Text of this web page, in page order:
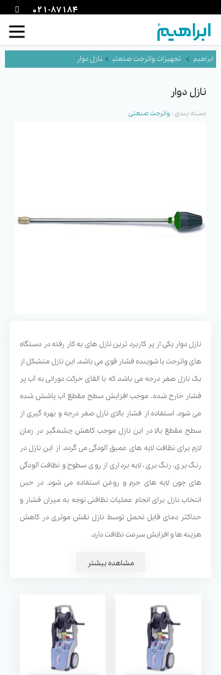
021-87184
تجهیزات واترجت صنعتی نازل دوار
نازل دوار
دسته بندی : واترجت صنعتی
نازل دوار یکی از پر کاربرد ترین نازل های به کار رفته در دستگاه
های واترجت یا شوینده فشار قوی می باشد. این نازل متشکل از
یک نازل صفر درجه می باشد که با القای حرکت دورانی به آب پر
فشار خارج شده، موجب افزایش سطح مقطع آب پاشش شده
می شود. استفاده از فشار بالای نازل صفر درجه و بهره گیری از
سطح مقطع بالا در این نازل موجب کاهش چشمگیر در زمان
لازم برای نظافت لایه های عمیق آلودگی می گردد. از این نازل در
رنگ بری، زنگ بری، لایه برداری از روی سطوح و نظافت آلودگی
های چون لایه های جرم و روغن استفاده می شود. در حین
انتخاب نازل برای انجام عملیات نظافتی توجه به میزان فشار و
حداکثر دمای قابل تحمل توسط نازل نقش موثری در کاهش
هزینه ها و افزایش سرعت نظافت دارد.
مشاهده بیشتر
واترجت صنعتی K 1152 TST
واترجت صنعتی Quadro 9-
واترجت صنعتی Quadro 799